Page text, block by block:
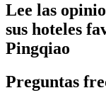
Lee las
sus hoteles
Pingqiao
Preguntas